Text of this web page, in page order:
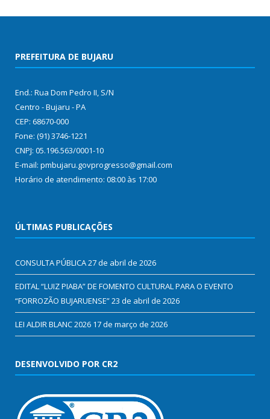
PREFEITURA DE BUJARU
End.: Rua Dom Pedro II, S/N
Centro - Bujaru - PA
CEP: 68670-000
Fone: (91) 3746-1221
CNPJ: 05.196.563/0001-10
E-mail: pmbujaru.govprogresso@gmail.com
Horário de atendimento: 08:00 às 17:00
ÚLTIMAS PUBLICAÇÕES
CONSULTA PÚBLICA27 de abril de 2026
EDITAL “LUIZ PIABA” DE FOMENTO CULTURAL PARA O EVENTO
“FORROZÃO BUJARUENSE”23 de abril de 2026
LEI ALDIR BLANC 2026 17 de março de 2026
DESENVOLVIDO POR CR2